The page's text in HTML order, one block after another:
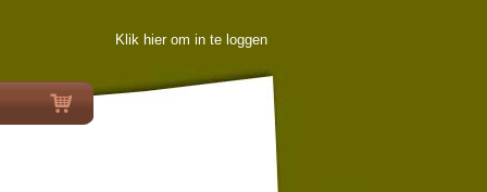
Klik hier om in te loggen